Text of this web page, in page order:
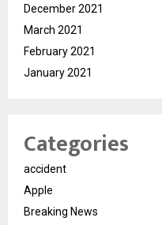
December 2021
March 2021
February 2021
January 2021
Categories
accident
Apple
Breaking News